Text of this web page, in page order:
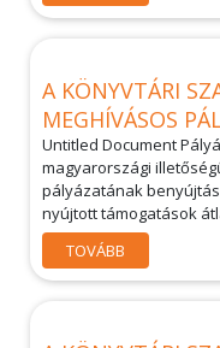
A KÖNYVTÁRI
MEGHÍVÁSOS
Untitled Document
magyarországi
pályázatának
nyújtott támogatások
TOVÁBB